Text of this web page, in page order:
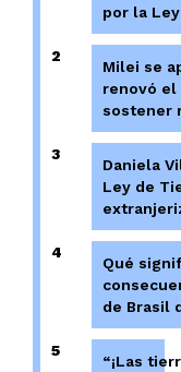
por la
2
Milei se
renovó el
sostener
3
Daniela
Ley de
4
Qué
de Brasil
5
“¡Las